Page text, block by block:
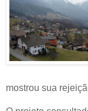
mostrou sua